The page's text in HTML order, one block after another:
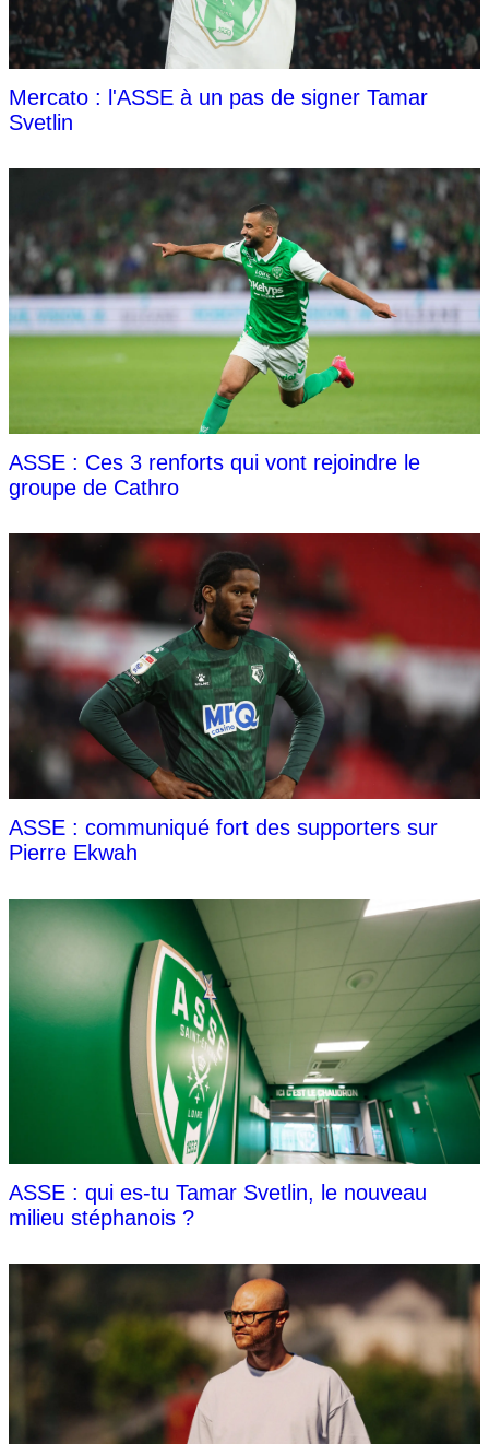
Mercato : l'ASSE à un pas de signer Tamar
Svetlin
ASSE : Ces 3 renforts qui vont rejoindre le
groupe de Cathro
ASSE : communiqué fort des supporters sur
Pierre Ekwah
ASSE : qui es-tu Tamar Svetlin, le nouveau
milieu stéphanois ?